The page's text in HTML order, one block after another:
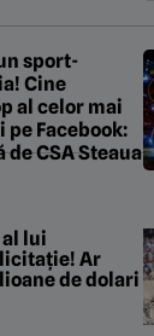
sport-
Cine
al celor mai
Facebook:
de CSA Steaua
lui
licitație! Ar
de dolari